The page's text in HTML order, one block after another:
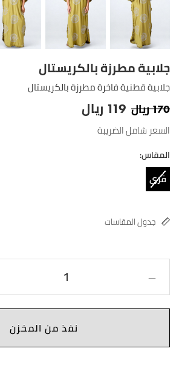
جلابية مطرزة بالكريستال
جلابية قطنية فاخرة مطرزة بالكريستال
ريال170 ريال 119
السعر شامل الضريبة
المقاس:
فري
جدول المقاسات
نفذ من المخزن